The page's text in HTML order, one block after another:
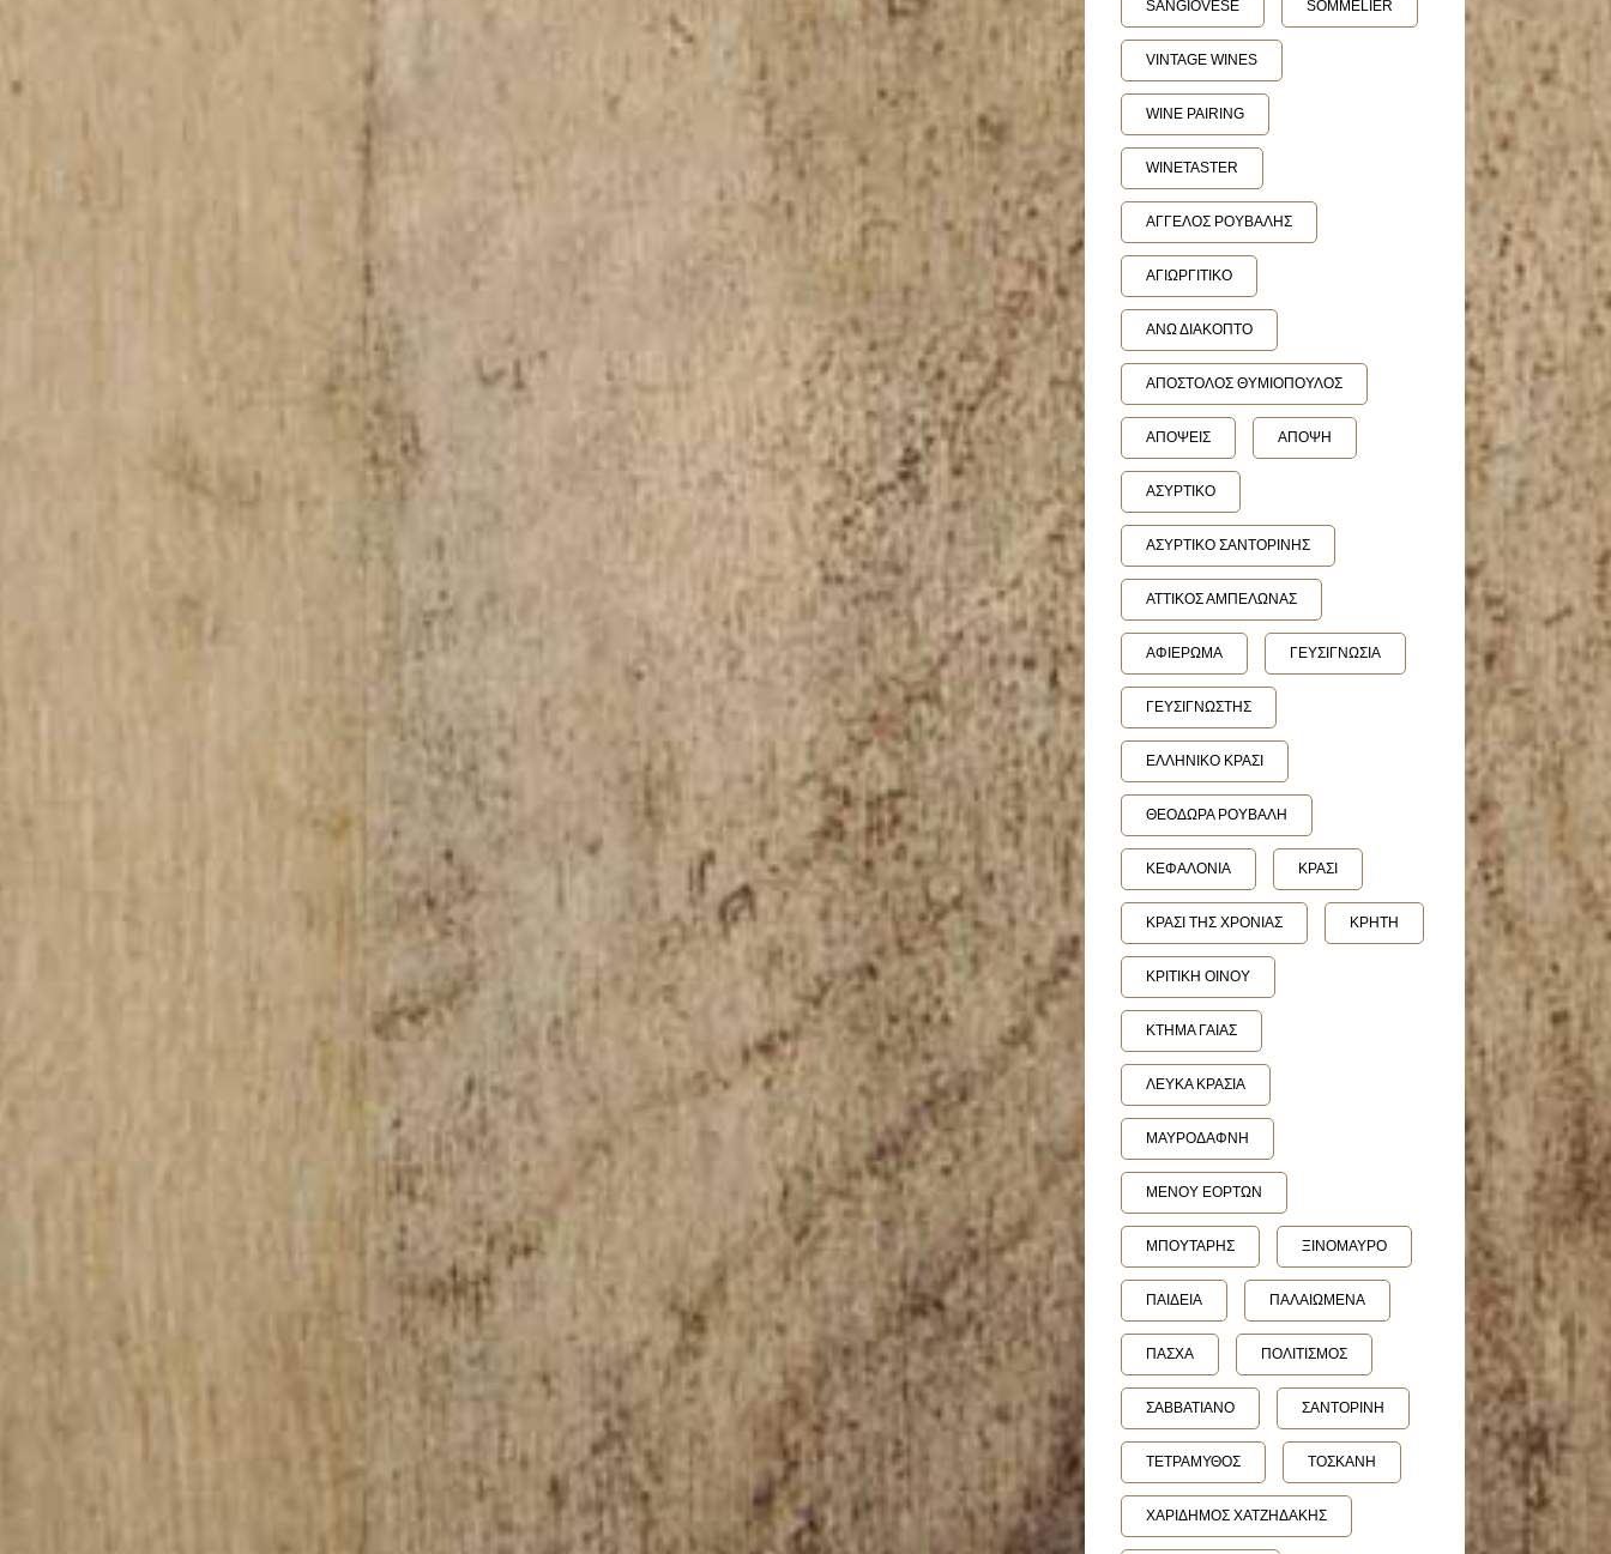
SANGIOVESE SOMMELIER
VINTAGE WINES
WINE PAIRING
WINETASTER
ΑΓΓΕΛΟΣ ΡΟΥΒΑΛΗΣ
ΑΓΙΩΡΓΙΤΙΚΟ
ΑΝΩ ΔΙΑΚΟΠΤΟ
ΑΠΟΣΤΟΛΟΣ ΘΥΜΙΟΠΟΥΛΟΣ
ΑΠΟΨΕΙΣ ΑΠΟΨΗ
ΑΣΥΡΤΙΚΟ
ΑΣΥΡΤΙΚΟ ΣΑΝΤΟΡΙΝΗΣ
ΑΤΤΙΚΟΣ ΑΜΠΕΛΩΝΑΣ
ΑΦΙΕΡΩΜΑ ΓΕΥΣΙΓΝΩΣΙΑ
ΓΕΥΣΙΓΝΩΣΤΗΣ
ΕΛΛΗΝΙΚΟ ΚΡΑΣΙ
ΘΕΟΔΩΡΑ ΡΟΥΒΑΛΗ
ΚΕΦΑΛΟΝΙΑ ΚΡΑΣΙ
ΚΡΑΣΙ ΤΗΣ ΧΡΟΝΙΑΣ ΚΡΗΤΗ
ΚΡΙΤΙΚΗ ΟΙΝΟΥ
ΚΤΗΜΑ ΓΑΙΑΣ
ΛΕΥΚΑ ΚΡΑΣΙΑ
ΜΑΥΡΟΔΑΦΝΗ
ΜΕΝΟΥ ΕΟΡΤΩΝ
ΜΠΟΥΤΑΡΗΣ ΞΙΝΟΜΑΥΡΟ
ΠΑΙΔΕΙΑ ΠΑΛΑΙΩΜΕΝΑ
ΠΑΣΧΑ ΠΟΛΙΤΙΣΜΟΣ
ΣΑΒΒΑΤΙΑΝΟ ΣΑΝΤΟΡΙΝΗ
ΤΕΤΡΑΜΥΘΟΣ ΤΟΣΚΑΝΗ
ΧΑΡΙΔΗΜΟΣ ΧΑΤΖΗΔΑΚΗΣ